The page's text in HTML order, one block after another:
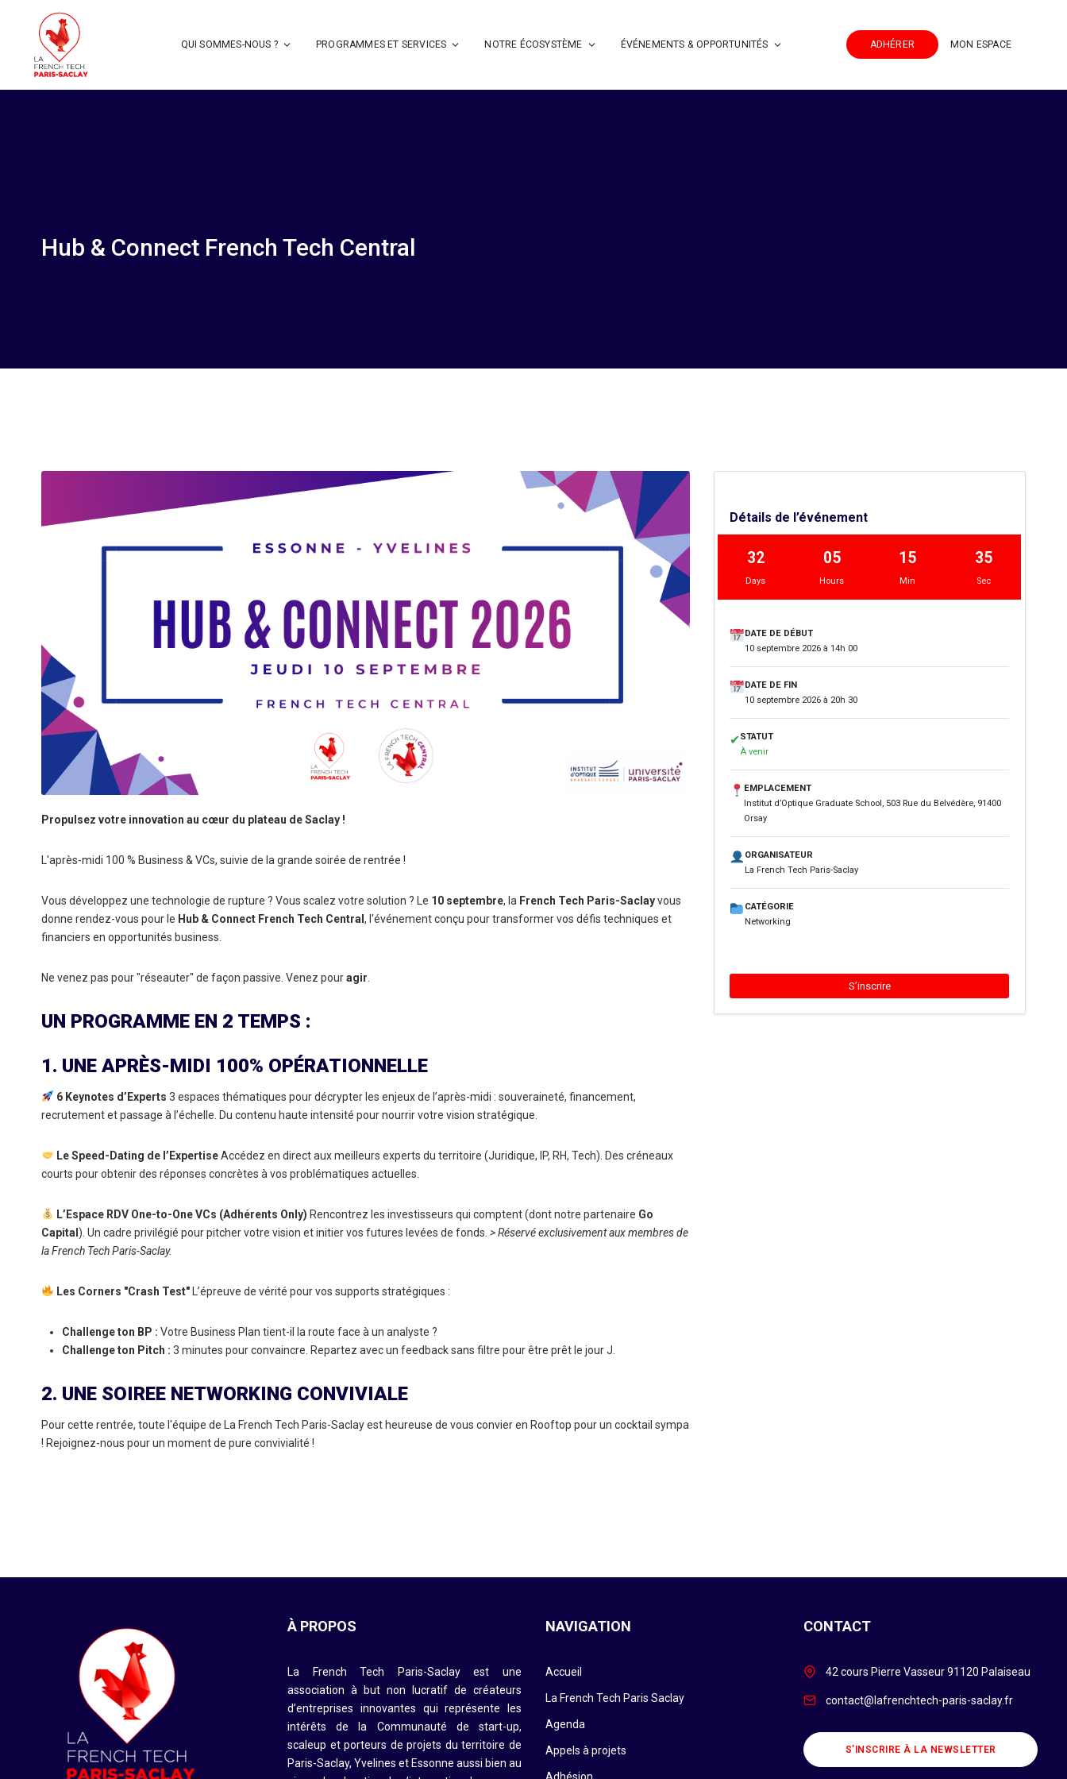
QUI SOMMES-NOUS ? PROGRAMMES ET SERVICES NOTRE ÉCOSYSTÈME ÉVÉNEMENTS & OPPORTUNITÉS ADHÉRER MON ESPACE
Hub & Connect French Tech Central
Propulsez votre innovation au cœur du plateau de Saclay !
L'après-midi 100 % Business & VCs, suivie de la grande soirée de rentrée !
Vous développez une technologie de rupture ? Vous scalez votre solution ? Le 10 septembre, la French Tech Paris-Saclayvous
donne rendez-vous pour le Hub & Connect French Tech Central, l'événement conçu pour transformer vos défis techniques et
financiers en opportunités business.
Ne venez pas pour "réseauter" de façon passive. Venez pouragir
UN PROGRAMME EN 2 TEMPS :
1. UNE APRÈS-MIDI 100% OPÉRATIONNELLE
6 Keynotes d’Experts 3 espaces thématiques pour décrypter les enjeux de l’après-midi : souveraineté, financement,
recrutement et passage à l’échelle. Du contenu haute intensité pour nourrir votre vision stratégique.
Le Speed-Dating de l’ExpertiseAccédez en direct aux meilleurs experts du territoire (Juridique, IP, RH, Tech). Des créneaux
courts pour obtenir des réponses concrètes à vos problématiques actuelles.
L’Espace RDV One-to-One VCs (Adhérents Only) Rencontrez les investisseurs qui comptent (dont notre partenaire Go
Capital). Un cadre privilégié pour pitcher votre vision et initier vos futures levées de fonds. > Réservé exclusivement aux membres de
la French Tech Paris-Saclay.
Les Corners "Crash Test"L’épreuve de vérité pour vos supports stratégiques :
Challenge ton BP : Votre Business Plan tient-il la route face à un analyste ?
Challenge ton Pitch : 3 minutes pour convaincre. Repartez avec un feedback sans filtre pour être prêt le jour J.
2. UNE SOIREE NETWORKING CONVIVIALE
Pour cette rentrée, toute l'équipe de La French Tech Paris-Saclay est heureuse de vous convier en Rooftop pour un cocktail sympa
! Rejoignez-nous pour un moment de pure convivialité !
Détails de l’événement
32
Days
05
Hours
15
Min
34
Sec
DATE DE DÉBUT
10 septembre 2026 à 14h 00
DATE DE FIN
10 septembre 2026 à 20h 30
✔STATUT
À venir
EMPLACEMENT
Institut d’Optique Graduate School, 503 Rue du Belvédère, 91400
Orsay
ORGANISATEUR
La French Tech Paris-Saclay
CATÉGORIE
Networking
S’inscrire
À PROPOS
La French Tech Paris-Saclay est une
association à but non lucratif de créateurs
d’entreprises innovantes qui représente les
intérêts de la Communauté de start-up,
scaleup et porteurs de projets du territoire de
Paris-Saclay, Yvelines et Essonne aussi bien au
NAVIGATION
Accueil
La French Tech Paris Saclay
Agenda
Appels à projets
Adhésion
CONTACT
42 cours Pierre Vasseur 91120 Palaiseau
contact@lafrenchtech-paris-saclay.fr
S’INSCRIRE À LA NEWSLETTER